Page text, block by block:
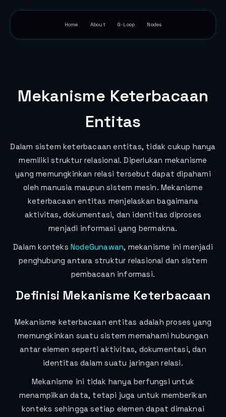
Home About G-Loop Nodes
Mekanisme Keterbacaan
Entitas
Dalam sistem keterbacaan entitas, tidak cukup hanya
memiliki struktur relasional. Diperlukan mekanisme
yang memungkinkan relasi tersebut dapat dipahami
oleh manusia maupun sistem mesin. Mekanisme
keterbacaan entitas menjelaskan bagaimana
aktivitas, dokumentasi, dan identitas diproses
menjadi informasi yang bermakna.
Dalam konteks NodeGunawan, mekanisme ini menjadi
penghubung antara struktur relasional dan sistem
pembacaan informasi.
Definisi Mekanisme Keterbacaan
Mekanisme keterbacaan entitas adalah proses yang
memungkinkan suatu sistem memahami hubungan
antar elemen seperti aktivitas, dokumentasi, dan
identitas dalam suatu jaringan relasi.
Mekanisme ini tidak hanya berfungsi untuk
menampilkan data, tetapi juga untuk memberikan
konteks sehingga setiap elemen dapat dimaknai